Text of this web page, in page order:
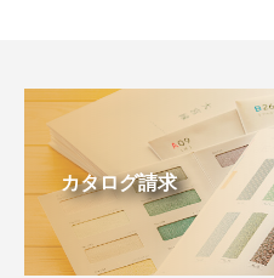
カタログ請求